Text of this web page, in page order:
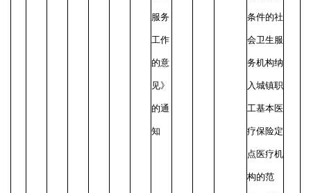
服务
工作
的意
见》
的通
知
条件的社
会卫生服
务机构纳
入城镇职
工基本医
疗保险定
点医疗机
构的范